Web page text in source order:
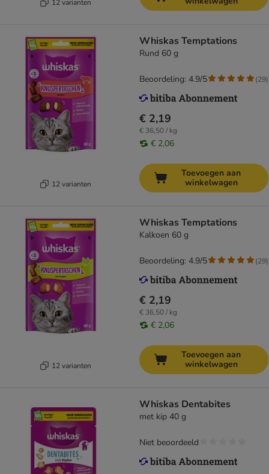
12 varianten
12 varianten
Whiskas Temptations
Rund 60 g
€ 2,19
€ 36,50 / kg
€ 2,06
Beoordeling: 4.9/5 (29)
Toevoegen aan
winkelwagen
12 varianten
Whiskas Temptations
Kalkoen 60 g
€ 2,19
€ 36,50 / kg
€ 2,06
Beoordeling: 4.9/5 (29)
Toevoegen aan
winkelwagen
Whiskas Dentabites
met kip 40 g
Niet beoordeeld